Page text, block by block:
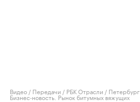
Видео / Передачи / РБК Отрасли / Петербург
Бизнес-новость. Рынок битумных вяжущих